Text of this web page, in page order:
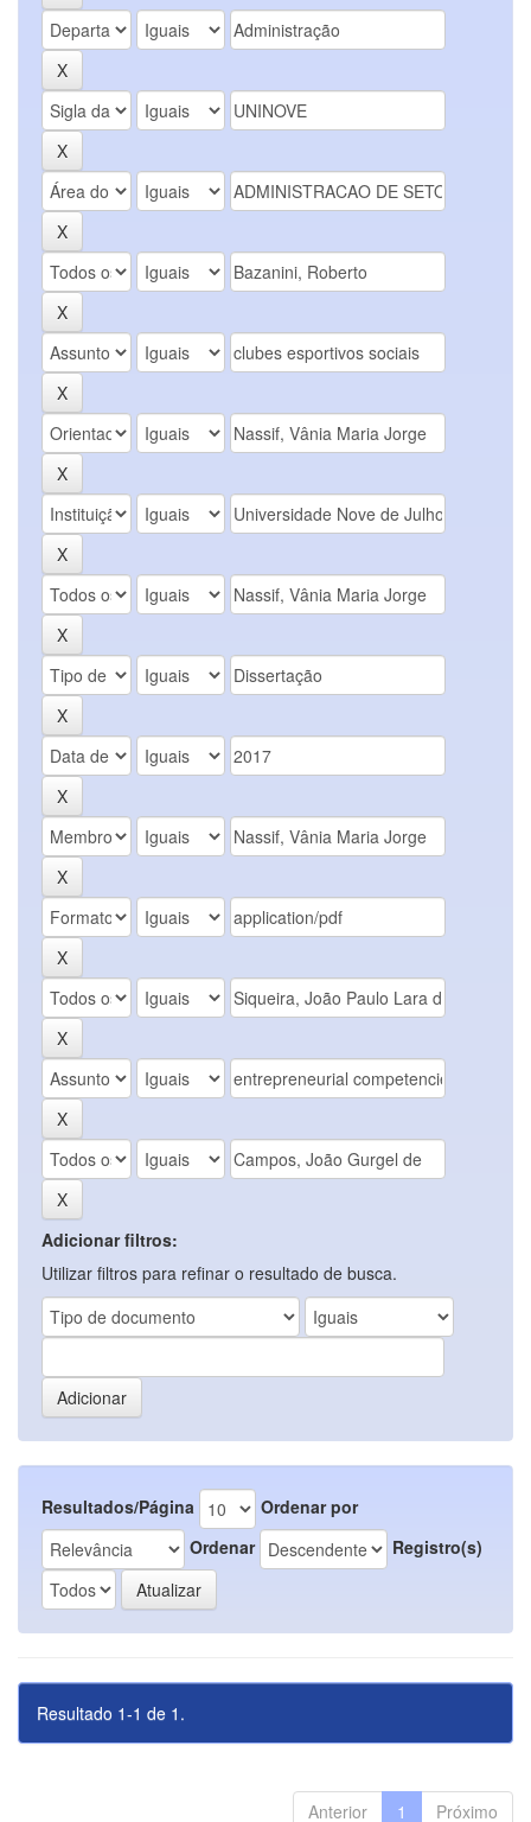
Adicionar filtros:
Utilizar filtros para refinar o resultado de busca.
Resultados/Página
Ordenar por
Ordenar
Registro(s)
Resultado 1-1 de 1.
Anterior 1 Próximo